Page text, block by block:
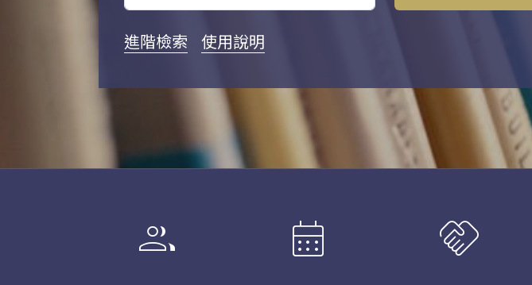
進階檢索 使用說明
group calendar_month handshake